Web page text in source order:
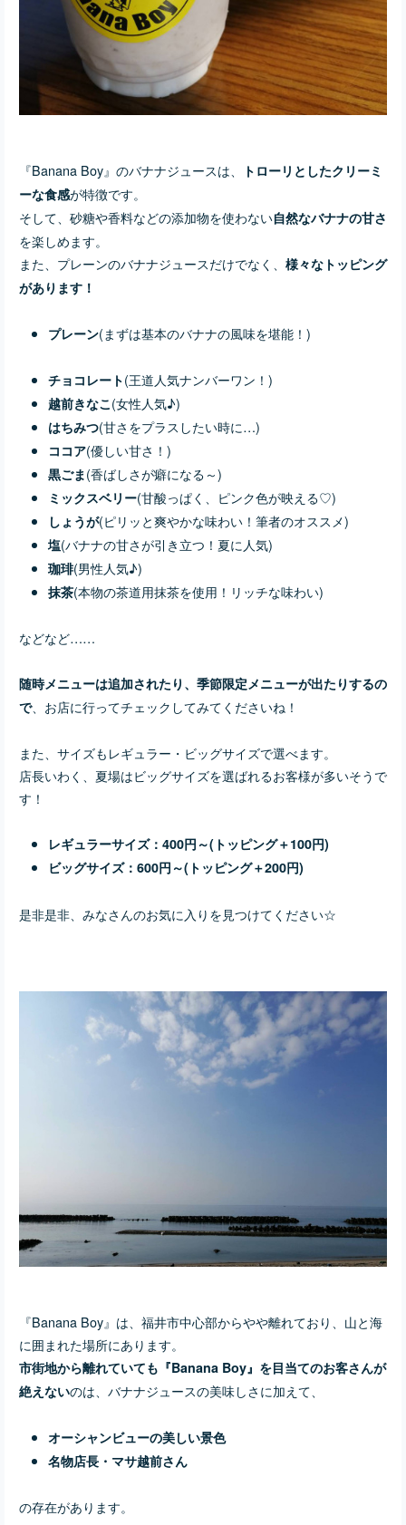
『Banana Boy』のバナナジュースは、
トローリとしたクリーミ
ーな食感が特徴です。
そして、砂糖や香料などの添加物を使わない自然なバナナの甘さ
を楽しめます。
また、プレーンのバナナジュースだけでなく、 様々なトッピング
があります！
プレーン(まずは基本のバナナの風味を堪能！)
チョコレート(王道人気ナンバーワン！)
越前きなこ (女性人気♪)
はちみつ(甘さをプラスしたい時に…)
ココア(優しい甘さ！)
黒ごま (香ばしさが癖になる～)
ミックスベリー(甘酸っぱく、ピンク色が映える♡)
しょうが(ピリッと爽やかな味わい！筆者のオススメ)
塩(バナナの甘さが引き立つ！夏に人気)
珈琲(男性人気♪)
抹茶(本物の茶道用抹茶を使用！リッチな味わい)
などなど……
随時メニューは追加されたり、季節限定メニューが出たりするの
で、お店に行ってチェックしてみてくださいね！
また、サイズもレギュラー・ビッグサイズで選べます。
店長いわく、夏場はビッグサイズを選ばれるお客様が多いそうで
す！
レギュラーサイズ：400円～(トッピング＋100円)
ビッグサイズ：600円～(トッピング＋200円)
是非是非、みなさんのお気に入りを見つけてください☆
『Banana Boy』は、福井市中心部からやや離れており、山と海
に囲まれた場所にあります。
市街地から離れていても『Banana Boy』を目当てのお客さんが
絶えないのは、バナナジュースの美味しさに加えて、
オーシャンビューの美しい景色
名物店長・マサ越前さん
の存在があります。